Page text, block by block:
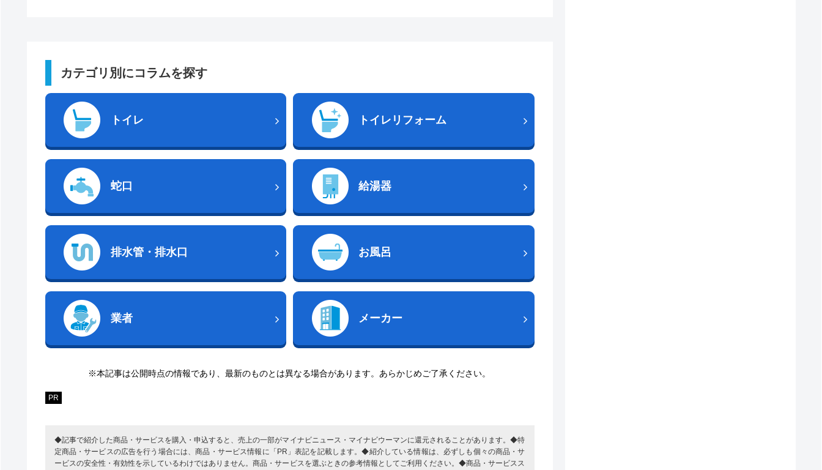
カテゴリ別にコラムを探す
トイレ トイレリフォーム
蛇口 給湯器
排水管・排水口 お風呂
業者 メーカー
※本記事は公開時点の情報であり、最新のものとは異なる場合があります。あらかじめご了承ください。
PR
◆記事で紹介した商品・サービスを購入・申込すると、売上の一部がマイナビニュース・マイナビウーマンに還元されることがあります。◆特
定商品・サービスの広告を行う場合には、商品・サービス情報に「PR」表記を記載します。◆紹介している情報は、必ずしも個々の商品・サ
ービスの安全性・有効性を示しているわけではありません。商品・サービスを選ぶときの参考情報としてご利用ください。◆商品・サービスス